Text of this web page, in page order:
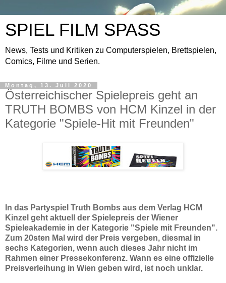
SPIEL FILM SPASS
News, Tests und Kritiken zu Computerspielen, Brettspielen,
Comics, Filme und Serien.
Montag, 13. Juli 2020
Österreichischer Spielepreis geht an
TRUTH BOMBS von HCM Kinzel in der
Kategorie "Spiele-Hit mit Freunden"
In das Partyspiel Truth Bombs aus dem Verlag HCM
Kinzel geht aktuell der Spielepreis der Wiener
Spieleakademie in der Kategorie "Spiele mit Freunden".
Zum 20sten Mal wird der Preis vergeben, diesmal in
sechs Kategorien, wenn auch dieses Jahr nicht im
Rahmen einer Pressekonferenz. Wann es eine offizielle
Preisverleihung in Wien geben wird, ist noch unklar.